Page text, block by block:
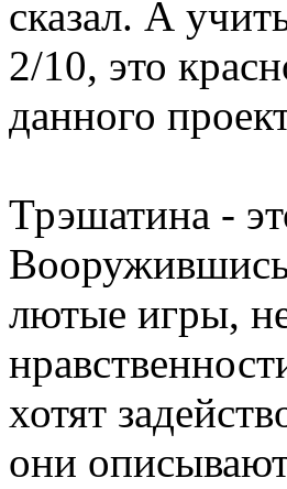
сказал. А
2/10, это
данного
Трэшатина -
лютые игры,
хотят
они